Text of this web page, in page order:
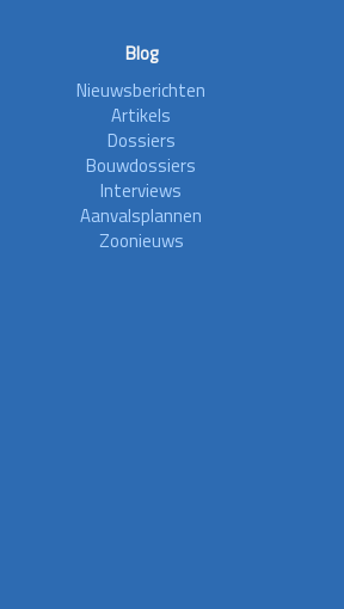
Blog
Nieuwsberichten
Artikels
Dossiers
Bouwdossiers
Interviews
Aanvalsplannen
Zoonieuws